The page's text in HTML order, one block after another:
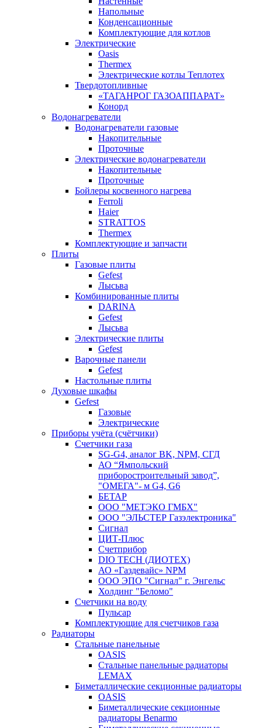
Напольные
Конденсационные
Комплектующие для котлов
Электрические
Oasis
Thermex
Электрические котлы Теплотех
Твердотопливные
«ТАГАНРОГ ГАЗОАППАРАТ»
Конорд
Водонагреватели
Водонагреватели газовые
Накопительные
Проточные
Электрические водонагреватели
Накопительные
Проточные
Бойлеры косвенного нагрева
Ferroli
Haier
STRATTOS
Thermex
Комплектующие и запчасти
Плиты
Газовые плиты
Gefest
Лысьва
Комбинированные плиты
DARINA
Gefest
Лысьва
Электрические плиты
Gefest
Варочные панели
Gefest
Настольные плиты
Духовые шкафы
Gefest
Газовые
Электрические
Приборы учёта (счётчики)
Счетчики газа
SG-G4, аналог BK, NPM, СГД
АО “Ямпольский
приборостроительный завод”,
"ОМЕГА"- м G4, G6
БЕТАР
ООО "МЕТЭКО ГМБХ"
ООО "ЭЛЬСТЕР Газэлектроника"
Сигнал
ЦИТ-Плюс
Счетприбор
DIO TECH (ДИОТЕХ)
АО «Газдевайс» NPM
ООО ЭПО "Сигнал" г. Энгельс
Холдинг "Беломо"
Счетчики на воду
Пульсар
Комплектующие для счетчиков газа
Радиаторы
Стальные панельные
OASIS
Стальные панельные радиаторы
LEMAX
Биметаллические секционные радиаторы
OASIS
Биметаллические секционные
радиаторы Benarmo